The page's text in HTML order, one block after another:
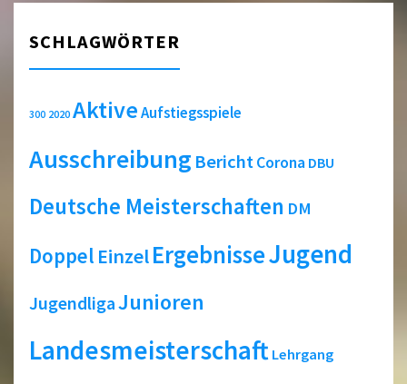
SCHLAGWÖRTER
300 2020 AktiveAufstiegsspiele
Ausschreibung BerichtCorona DBU
Deutsche Meisterschaften DM
Doppel EinzelErgebnisseJugend
JugendligaJunioren
Landesmeisterschaft Lehrgang